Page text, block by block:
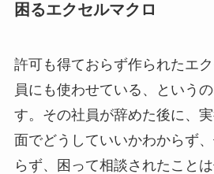
困るエクセルマクロ
許可も得ておらず作られたエ
員にも使わせている、という
す。その社員が辞めた後に、
面でどうしていいかわからず
らず、困って相談されたこと